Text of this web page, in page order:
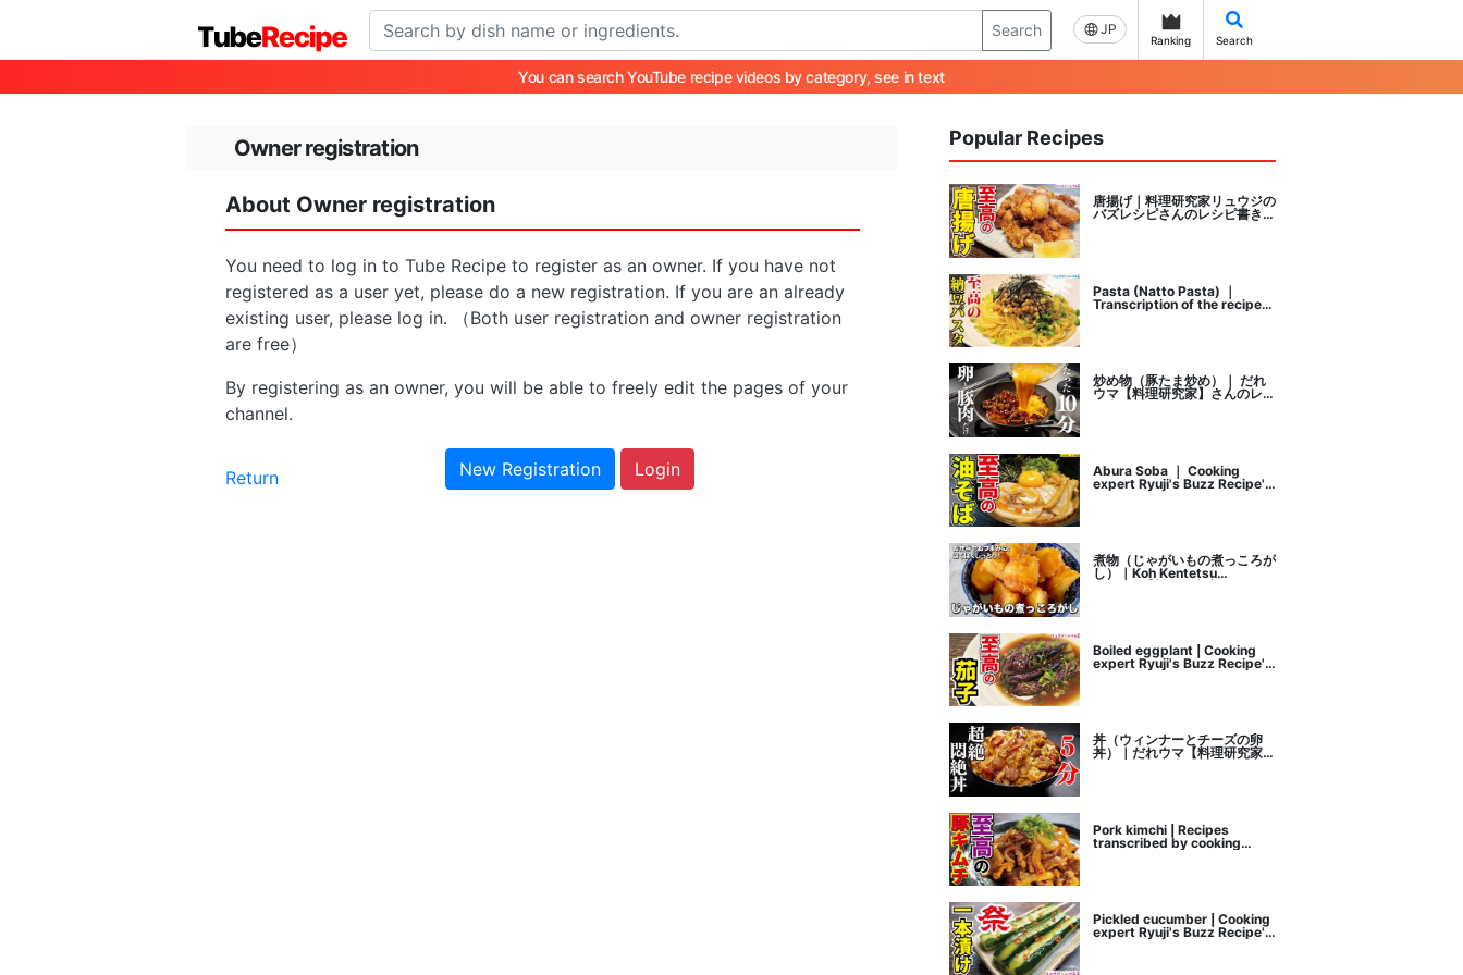
Search JP
Ranking Search
You can search YouTube recipe videos by category, see in text
Owner registration
About Owner registration
You need to log in to Tube Recipe to register as an owner. If you have not
registered as a user yet, please do a new registration. If you are an already
existing user, please log in. （Both user registration and owner registration
are free）
By registering as an owner, you will be able to freely edit the pages of your
channel.
Return New Registration Login
Popular Recipes
唐揚げ｜料理研究家リュウジの
バズレシピさんのレシピ書き起
Pasta (Natto Pasta) ｜
Transcription of the recipe
by Ryuji's buzz recipe, a
炒め物（豚たま炒め）｜ だれ
ウマ【料理研究家】さんのレシ
Abura Soba ｜ Cooking
expert Ryuji's Buzz Recipe's
recipe transcription
煮物（じゃがいもの煮っころが
し）｜Koh Kentetsu
Boiled eggplant | Cooking
expert Ryuji's Buzz Recipe's
recipe transcription
丼（ウィンナーとチーズの卵
丼）｜だれウマ【料理研究家】
Pork kimchi | Recipes
transcribed by cooking
researcher Ryuji's Buzz
Pickled cucumber | Cooking
expert Ryuji's Buzz Recipe's